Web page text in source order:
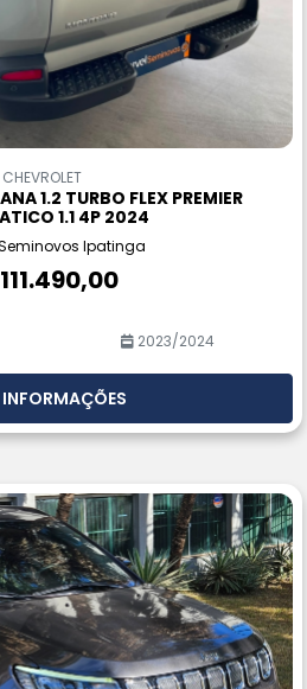
CHEVROLET
1.2 TURBO FLEX PREMIER
1.1 4P 2024
Ipatinga
2023/2024